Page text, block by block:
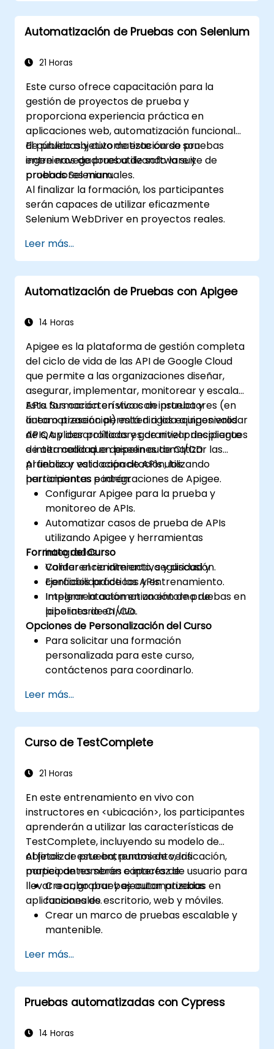
estabilidad de la automatización.
Automatización de Pruebas con Selenium
21 Horas
Este curso ofrece capacitación para la
gestión de proyectos de prueba y
proporciona experiencia práctica en
aplicaciones web, automatización funcional
de pruebas y automatización de pruebas
entre navegadores utilizando la suite de
pruebas Selenium.
El público objetivo de este curso son
ingenieros de prueba de software y
probadores manuales.
Al finalizar la formación, los participantes
serán capaces de utilizar eficazmente
Selenium WebDriver en proyectos reales.
Leer más...
Automatización de Pruebas con Apigee
14 Horas
Apigee es la plataforma de gestión completa
del ciclo de vida de las API de Google Cloud
que permite a las organizaciones diseñar,
asegurar, implementar, monitorear y escalar
APIs. Sus características de prueba y
automatización permiten a los equipos validar
APIs, aplicar políticas y garantizar despliegues
de alta calidad en pipelines de CI/CD.
Esta formación en vivo con instructores (en
línea o presencial) está dirigida a ingenieros
de QA y desarrolladores de nivel principiante
e intermedio que deseen automatizar las
pruebas y validación de APIs utilizando
herramientas e integraciones de Apigee.
Al finalizar esta capacitación, los
participantes podrán:
Configurar Apigee para la prueba y
monitoreo de APIs.
Automatizar casos de prueba de APIs
utilizando Apigee y herramientas
integradas.
Validar el rendimiento, seguridad y
confiabilidad de las APIs.
Integrar la automatización de pruebas en
pipelines de CI/CD.
Formato del Curso
Conferencia interactiva y discusión.
Ejercicios prácticos y entrenamiento.
Implementación en un entorno de
laboratorio en vivo.
Opciones de Personalización del Curso
Para solicitar una formación
personalizada para este curso,
contáctenos para coordinarlo.
Leer más...
Curso de TestComplete
21 Horas
En este entrenamiento en vivo con
instructores en <ubicación>, los participantes
aprenderán a utilizar las características de
TestComplete, incluyendo su modelo de
objetos de prueba, puntos de verificación,
mapeo de nombres e interfaz de usuario para
llevar a cabo pruebas automatizadas en
aplicaciones de escritorio, web y móviles.
Al finalizar este entrenamiento, los
participantes serán capaces de:
Crear, grabar y ejecutar pruebas
funcionales.
Crear un marco de pruebas escalable y
mantenible.
pruebas para múltiples dispositivos y
analizar los resultados de las pruebas.
Utilizar las extensiones de script de
TestComplete.
Leer más...
Pruebas automatizadas con Cypress
14 Horas